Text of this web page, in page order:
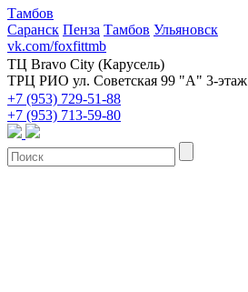
Тамбов
Саранск Пенза Тамбов Ульяновск
vk.com/foxfittmb
ТЦ Bravo City (Карусель)
ТРЦ РИО ул. Советская 99 "А" 3-этаж
+7 (953) 729-51-88
+7 (953) 713-59-80